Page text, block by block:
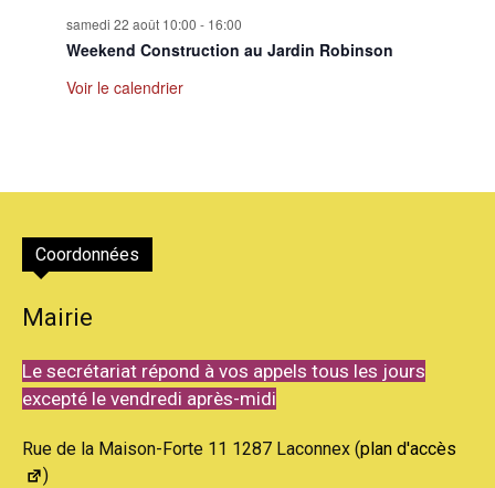
samedi 22 août 10:00 - 16:00
Weekend Construction au Jardin Robinson
Voir le calendrier
Coordonnées
Mairie
Le secrétariat répond à vos appels tous les jours
excepté le vendredi après-midi
Rue de la Maison-Forte 11 1287 Laconnex (plan d'accès
)